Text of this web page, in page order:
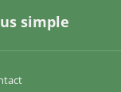
simple